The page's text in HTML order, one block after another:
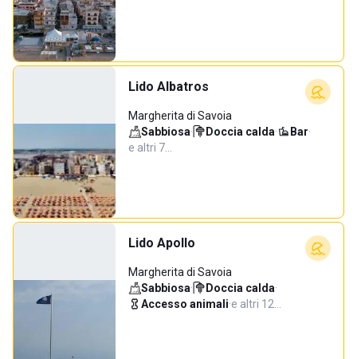
Lido Albatros
Margherita di Savoia
Sabbiosa· Doccia calda· Bar·
e altri 7…
Lido Apollo
Margherita di Savoia
Sabbiosa· Doccia calda·
Accesso animali·e altri 12…